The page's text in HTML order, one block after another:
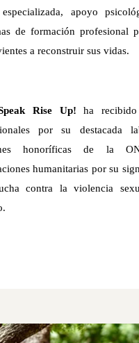
especializada, apoyo
de formación profesional
a reconstruir sus vidas.
Rise Up! ha
por su destacada
honoríficas de la
humanitarias por su
contra la violencia